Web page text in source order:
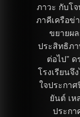
ภาวะ กับโ
ภาคีเครือข่
ขยายผ
ประสิทธิภ
ต่อไป”
โรงเรียนจึ
ใจประกา
ยันต์ เห
ประกา